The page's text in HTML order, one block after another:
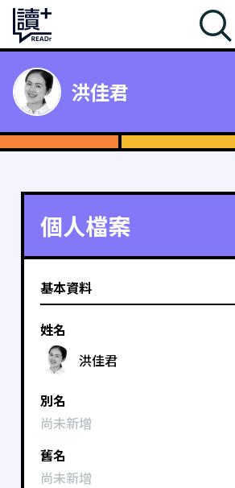
洪佳君
個人檔案
基本資料
姓名
洪佳君
別名
尚未新增
舊名
尚未新增